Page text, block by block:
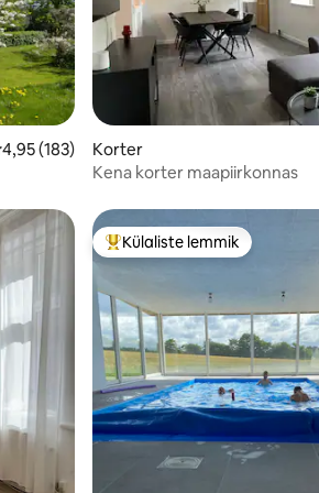
hinnang 4,95/5, 183 hinnangut
4,95 (183)
Korter
Kena korter maapiirkonnas
Külaliste suur lemmik
Külaliste lemmik